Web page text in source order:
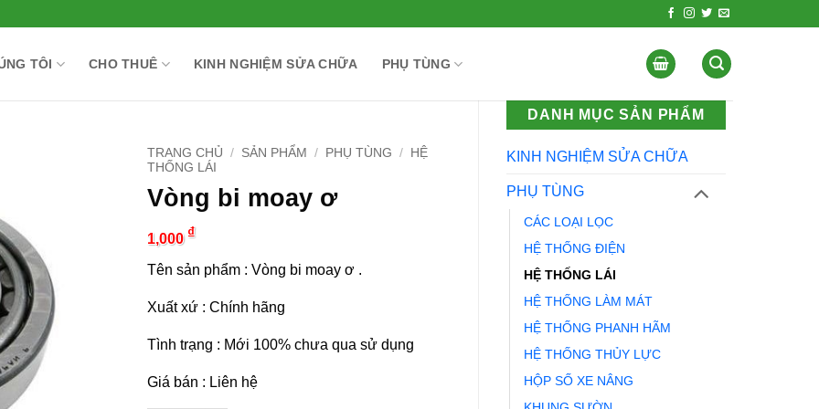
TÔI CHO THUÊ KINH NGHIỆM SỬA CHỮA PHỤ TÙNG
DANH MỤC SẢN PHẨM
KINH NGHIỆM SỬA CHỮA
PHỤ TÙNG
CÁC LOẠI LỌC
HỆ THỐNG ĐIỆN
HỆ THỐNG LÁI
HỆ THỐNG LÀM MÁT
HỆ THỐNG PHANH HÃM
HỆ THỐNG THỦY LỰC
HỘP SỐ XE NÂNG
TRANG CHỦ / SẢN PHẨM / PHỤ TÙNG /
HỆ
THỐNG LÁI
Vòng bi moay ơ
1,000 ₫
Tên sản phẩm : Vòng bi moay ơ .
Xuất xứ : Chính hãng
Tình trạng : Mới 100% chưa qua sử dụng
Giá bán : Liên hệ